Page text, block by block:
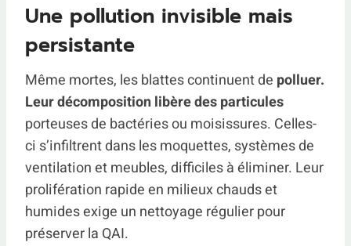
Une pollution invisible mais
persistante
Même mortes, les blattes continuent de polluer.
Leur décomposition libère des particules
porteuses de bactéries ou moisissures. Celles-
ci s’infiltrent dans les moquettes, systèmes de
ventilation et meubles, difficiles à éliminer. Leur
prolifération rapide en milieux chauds et
humides exige un nettoyage régulier pour
préserver la QAI.